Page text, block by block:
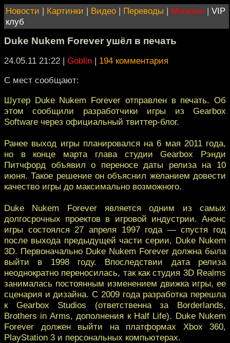
Новости | Картинки | Видео | Переводы | Магазин | VIP
клуб
Duke Nukem Forever ушёл в печать
24.05.11 21:22 | Goblin | 194 комментария
С мест сообщают:
Шутер Duke Nukem Forever отправлен в печать. Об
этом сообщили разработчики игры из Gearbox
Software через официальный твиттер-блог.
Ранее выход игры планировался на 6 мая 2011 года,
но в конце марта глава студии Gearbox Рэнди
Питчфорд объявил о переносе даты релиза на 10
июня. Такое решение он объяснил желанием довести
качество игры до максимально возможного.
Duke Nukem Forever является одним из самых
долгосрочных проектов в игровой индустрии. Анонс
игры состоялся 27 апреля 1997 года — спустя год
после выхода предыдущей части серии, Duke Nukem
3D. Первоначально Duke Nukem Forever должна была
выйти в 1998 году. Впоследствии дата релиза
неоднократно переносилась, так как студия 3D Realms
занималась постоянным изменением движка игры, ее
сценария и дизайна. С 2009 года разработка перешла
к Gearbox Studios (ответственна за Borderlands,
Brothers in Arms, дополнения к Half Life). Duke Nukem
Forever должен выйти на платформах Xbox 360,
PlayStation 3 и персональных компьютерах.